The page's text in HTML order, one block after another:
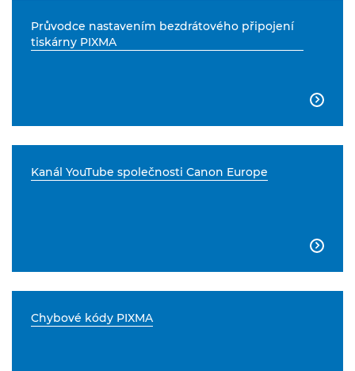
Průvodce nastavením bezdrátového připojení
tiskárny PIXMA

Kanál YouTube společnosti Canon Europe

Chybové kódy PIXMA